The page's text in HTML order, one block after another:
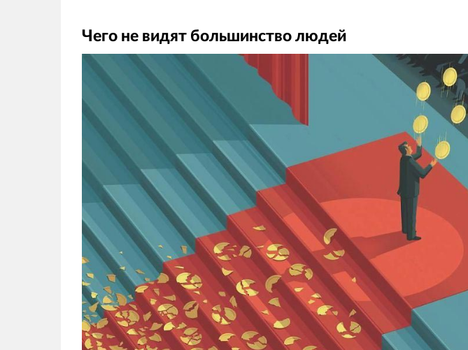
Чего не видят большинство людей